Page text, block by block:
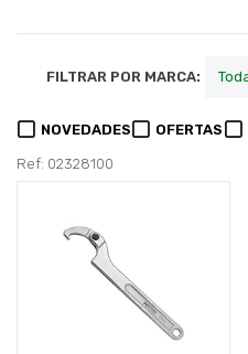
FILTRAR POR MARCA:
NOVEDADES OFERTAS
Ref: 02328100